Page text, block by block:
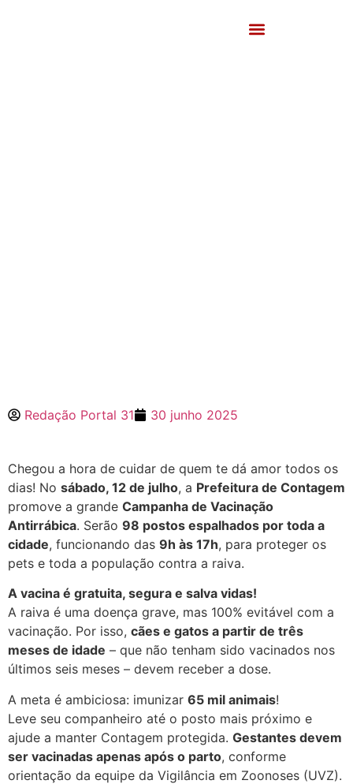
Redação Portal 31 30 junho 2025
Chegou a hora de cuidar de quem te dá amor todos os
dias! No sábado, 12 de julho, a Prefeitura de Contagem
promove a grande Campanha de Vacinação
Antirrábica. Serão 98 postos espalhados por toda a
cidade, funcionando das 9h às 17h, para proteger os
pets e toda a população contra a raiva.
A vacina é gratuita, segura e salva vidas!
A raiva é uma doença grave, mas 100% evitável com a
vacinação. Por isso, cães e gatos a partir de três
meses de idade – que não tenham sido vacinados nos
últimos seis meses – devem receber a dose.
A meta é ambiciosa: imunizar 65 mil animais!
Leve seu companheiro até o posto mais próximo e
ajude a manter Contagem protegida. Gestantes devem
ser vacinadas apenas após o parto, conforme
orientação da equipe da Vigilância em Zoonoses (UVZ).